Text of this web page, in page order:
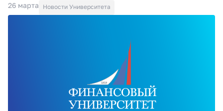
26 марта Новости Университета